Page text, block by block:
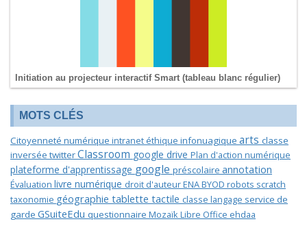
Initiation au projecteur interactif Smart (tableau blanc régulier)
MOTS CLÉS
Citoyenneté numérique intranet éthique infonuagique arts classe
inversée twitterClassroom google drive Plan d'action numérique
plateforme d'apprentissage google préscolaire annotation
Évaluation livre numérique droit d'auteurENABYOD robots scratch
taxonomie géographie tablette tactile classe langage service de
garde GSuiteEdu questionnaire MozaïkLibre Office ehdaa